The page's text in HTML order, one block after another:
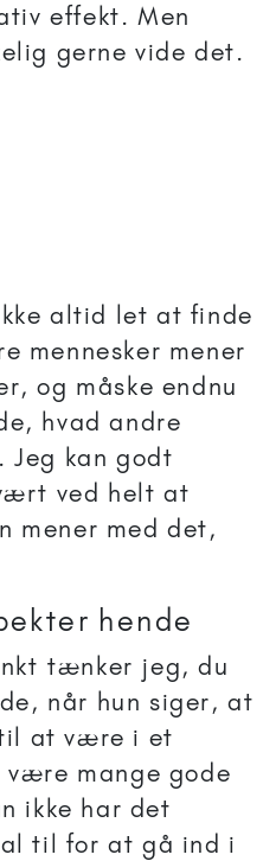
effekt. Men
gerne vide det.
altid let at finde
mennesker mener
og måske endnu
hvad andre
Jeg kan godt
ved helt at
mener med det,
hende
tænker jeg, du
når hun siger, at
at være i et
mange gode
ikke har det
til for at gå ind i